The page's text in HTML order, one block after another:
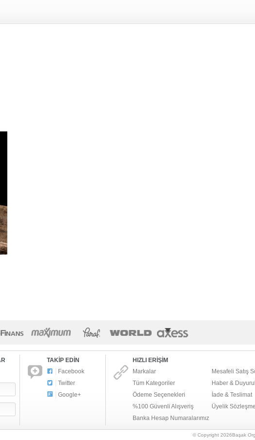
TAKİP EDİN
Facebook
Twitter
Google+
HIZLI ERİŞİM
Markalar
Mesafeli Satış
Tüm Kategoriler
Haber &
Ödeme Seçenekleri
İade & Teslimat
%100 Güvenli Alışveriş
Üyelik
Banka Hesap Numaralarımız
© Copyright 2026Başak